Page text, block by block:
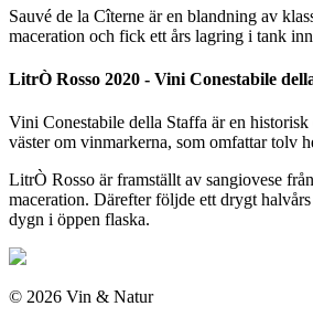
Sauvé de la Cîterne är en blandning av
maceration och fick ett års lagring i tank
LitrÒ Rosso 2020 - Vini Conestabile
Vini Conestabile della Staffa är en
väster om vinmarkerna, som omfattar tolv
LitrÒ Rosso är framställt av sangiovese
maceration. Därefter följde ett drygt
dygn i öppen flaska.
© 2026 Vin & Natur